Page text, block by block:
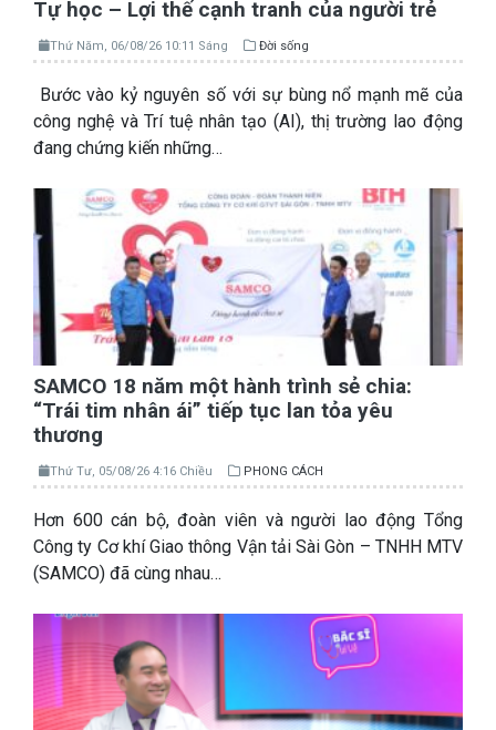
Tự học – Lợi thế cạnh tranh của người trẻ
Thứ Năm, 06/08/26 10:11 Sáng Đời sống
Bước vào kỷ nguyên số với sự bùng nổ mạnh mẽ của
công nghệ và Trí tuệ nhân tạo (AI), thị trường lao động
đang chứng kiến những…
SAMCO 18 năm một hành trình sẻ chia:
“Trái tim nhân ái” tiếp tục lan tỏa yêu
thương
Thứ Tư, 05/08/26 4:16 Chiều PHONG CÁCH
Hơn 600 cán bộ, đoàn viên và người lao động Tổng
Công ty Cơ khí Giao thông Vận tải Sài Gòn – TNHH MTV
(SAMCO) đã cùng nhau…